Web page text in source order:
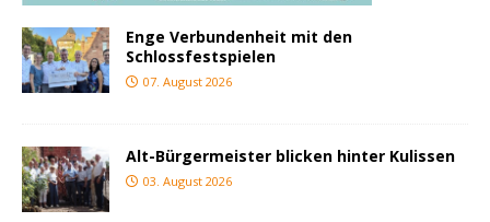
Enge Verbundenheit mit den
Schlossfestspielen
07. August 2026
Alt-Bürgermeister blicken hinter Kulissen
03. August 2026